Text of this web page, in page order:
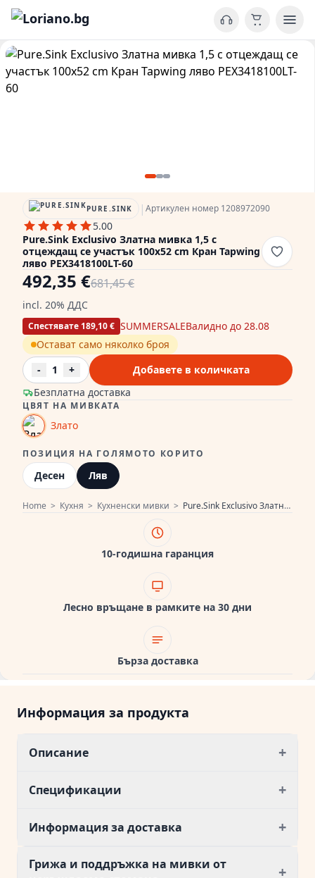
Home > Кухня > Кухненски мивки > Pure.Sink Exclusivo Златна мивка 1,5 с отцеждащ се участък 100x52 cm Кран Tapwing ляво PEX3418100LT-60
PURE.SINK | Артикулен номер 1208972090
5.00
Pure.Sink Exclusivo Златна мивка 1,5 с
отцеждащ се участък 100x52 cm Кран Tapwing
ляво PEX3418100LT-60
492,35 €681,45 €
incl. 20% ДДС
Спестявате 189,10 € SUMMERSALEВалидно до 28.08
Безплатна доставка
Остават само няколко броя
-
1 + Добавете в количката
ЦВЯТ НА МИВКАТА
Злато
ПОЗИЦИЯ НА ГОЛЯМОТО КОРИТО
Десен Ляв
10-годишна гаранция
Лесно връщане в рамките на 30 дни
Бърза доставка
Информация за продукта
Описание +
Спецификации +
Информация за доставка +
Грижа и поддръжка на мивки от
+